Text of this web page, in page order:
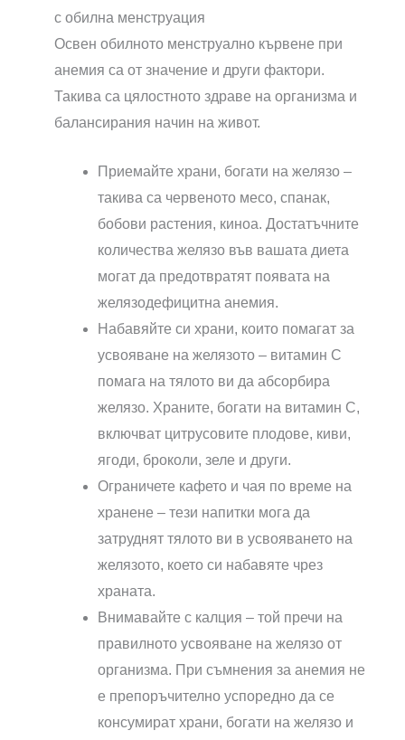
с обилна менструация
Освен обилното менструално кървене при
анемия са от значение и други фактори.
Такива са цялостното здраве на организма и
балансирания начин на живот.
Приемайте храни, богати на желязо –
такива са червеното месо, спанак,
бобови растения, киноа. Достатъчните
количества желязо във вашата диета
могат да предотвратят появата на
желязодефицитна анемия.
Набавяйте си храни, които помагат за
усвояване на желязото – витамин С
помага на тялото ви да абсорбира
желязо. Храните, богати на витамин С,
включват цитрусовите плодове, киви,
ягоди, броколи, зеле и други.
Ограничете кафето и чая по време на
хранене – тези напитки мога да
затруднят тялото ви в усвояването на
желязото, което си набавяте чрез
храната.
Внимавайте с калция – той пречи на
правилното усвояване на желязо от
организма. При съмнения за анемия не
е препоръчително успоредно да се
консумират храни, богати на желязо и